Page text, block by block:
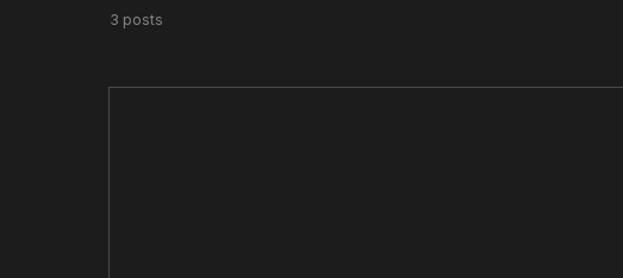
3 posts